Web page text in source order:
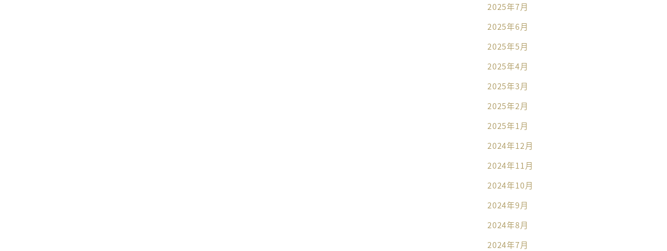
2025年7月
2025年6月
2025年5月
2025年4月
2025年3月
2025年2月
2025年1月
2024年12月
2024年11月
2024年10月
2024年9月
2024年8月
2024年7月